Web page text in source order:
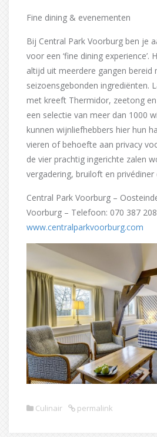
Fine dining & evenementen
Bij Central Park Voorburg ben je
voor een ‘fine dining experience’.
altijd uit meerdere gangen bereid
seizoensgebonden ingrediënten.
met kreeft Thermidor, zeetong
een selectie van meer dan 1000
kunnen wijnliefhebbers hier hun
vieren of behoefte aan privacy
de vier prachtig ingerichte zalen
vergadering, bruiloft en privédiner
Central Park Voorburg –
Voorburg – Telefoon: 070 387
www.centralparkvoorburg.com
Culinair permalink